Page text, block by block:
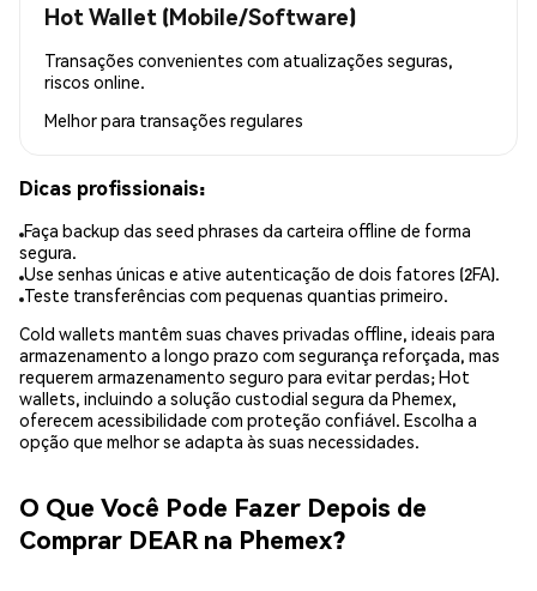
Hot Wallet (Mobile/Software)
Transações convenientes com atualizações seguras,
riscos online.
Melhor para transações regulares
Dicas profissionais:
Faça backup das seed phrases da carteira offline de forma
segura.
Use senhas únicas e ative autenticação de dois fatores (2FA).
Teste transferências com pequenas quantias primeiro.
Cold wallets mantêm suas chaves privadas offline, ideais para
armazenamento a longo prazo com segurança reforçada, mas
requerem armazenamento seguro para evitar perdas; Hot
wallets, incluindo a solução custodial segura da Phemex,
oferecem acessibilidade com proteção confiável. Escolha a
opção que melhor se adapta às suas necessidades.
O Que Você Pode Fazer Depois de
Comprar DEAR na Phemex?